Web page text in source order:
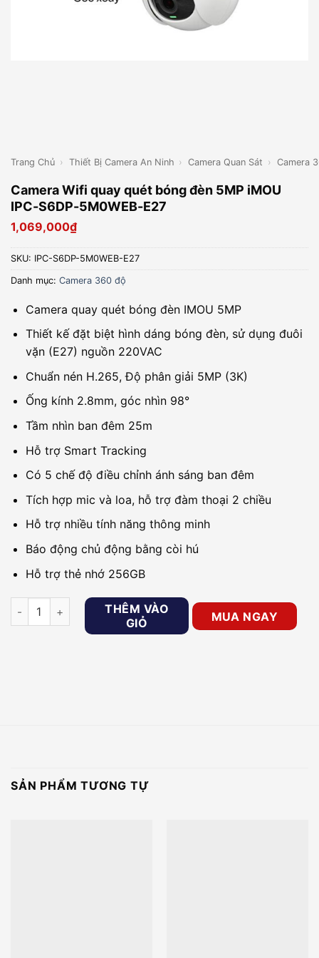
Trang Chủ › Thiết Bị Camera An Ninh › Camera Quan Sát › Camera
Camera Wifi quay quét bóng đèn 5MP iMOU
IPC-S6DP-5M0WEB-E27
1,069,000₫
SKU: IPC-S6DP-5M0WEB-E27
Danh mục: Camera 360 độ
Camera quay quét bóng đèn IMOU 5MP
Thiết kế đặt biệt hình dáng bóng đèn, sử dụng đuôi
vặn (E27) nguồn 220VAC
Chuẩn nén H.265, Độ phân giải 5MP (3K)
Ống kính 2.8mm, góc nhìn 98°
Tầm nhìn ban đêm 25m
Hỗ trợ Smart Tracking
Có 5 chế độ điều chỉnh ánh sáng ban đêm
Tích hợp mic và loa, hỗ trợ đàm thoại 2 chiều
Hỗ trợ nhiều tính năng thông minh
Báo động chủ động bằng còi hú
Hỗ trợ thẻ nhớ 256GB
Camera Wifi quay quét bóng đèn 5MP iMOU IPC-S6DP-
THÊM VÀO
GIỎ
MUA NGAY
SẢN PHẨM TƯƠNG TỰ